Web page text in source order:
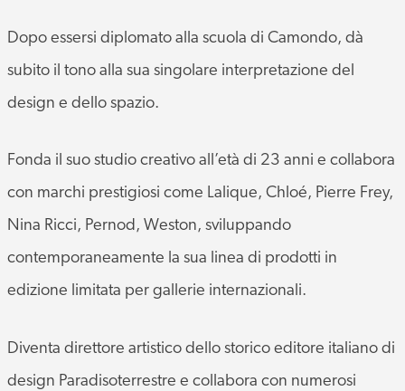
Dopo essersi diplomato alla scuola di Camondo, dà
subito il tono alla sua singolare interpretazione del
design e dello spazio.
Fonda il suo studio creativo all’età di 23 anni e collabora
con marchi prestigiosi come Lalique, Chloé, Pierre Frey,
Nina Ricci, Pernod, Weston, sviluppando
contemporaneamente la sua linea di prodotti in
edizione limitata per gallerie internazionali.
Diventa direttore artistico dello storico editore italiano di
design Paradisoterrestre e collabora con numerosi